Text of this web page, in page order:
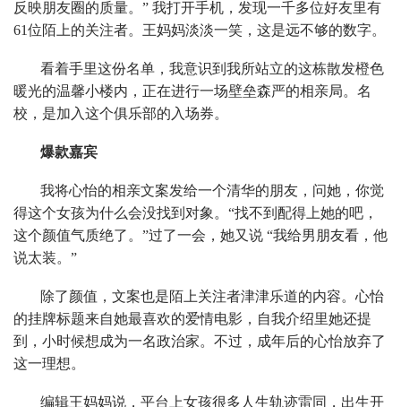
反映朋友圈的质量。” 我打开手机，发现一千多位好友里有
61位陌上的关注者。王妈妈淡淡一笑，这是远不够的数字。
看着手里这份名单，我意识到我所站立的这栋散发橙色
暖光的温馨小楼内，正在进行一场壁垒森严的相亲局。名
校，是加入这个俱乐部的入场券。
爆款嘉宾
我将心怡的相亲文案发给一个清华的朋友，问她，你觉
得这个女孩为什么会没找到对象。“找不到配得上她的吧，
这个颜值气质绝了。”过了一会，她又说 “我给男朋友看，他
说太装。”
除了颜值，文案也是陌上关注者津津乐道的内容。心怡
的挂牌标题来自她最喜欢的爱情电影，自我介绍里她还提
到，小时候想成为一名政治家。不过，成年后的心怡放弃了
这一理想。
编辑王妈妈说，平台上女孩很多人生轨迹雷同，出生开